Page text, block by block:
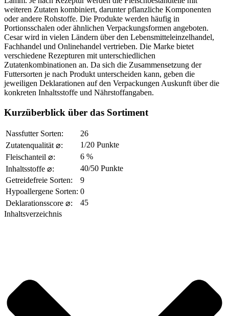
weiteren Zutaten kombiniert, darunter pflanzliche Komponenten
oder andere Rohstoffe. Die Produkte werden häufig in
Portionsschalen oder ähnlichen Verpackungsformen angeboten.
Cesar wird in vielen Ländern über den Lebensmitteleinzelhandel,
Fachhandel und Onlinehandel vertrieben. Die Marke bietet
verschiedene Rezepturen mit unterschiedlichen
Zutatenkombinationen an. Da sich die Zusammensetzung der
Futtersorten je nach Produkt unterscheiden kann, geben die
jeweiligen Deklarationen auf den Verpackungen Auskunft über die
konkreten Inhaltsstoffe und Nährstoffangaben.
Kurzüberblick über das Sortiment
Nassfutter Sorten:
26
Zutatenqualität ⌀:
1/20 Punkte
Fleischanteil ⌀:
6 %
Inhaltsstoffe ⌀:
40/50 Punkte
Getreidefreie Sorten:
9
Hypoallergene Sorten: 0
Deklarationsscore ⌀:
45
Inhaltsverzeichnis​